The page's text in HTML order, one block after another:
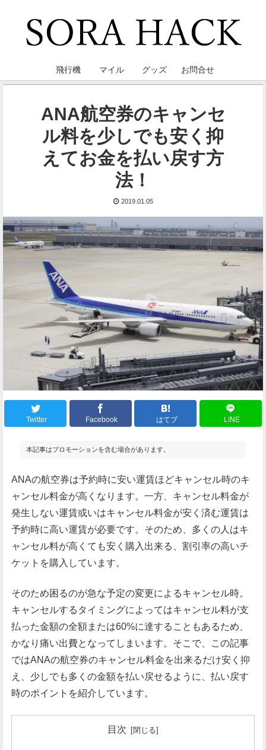
飛行機 マイル グッズ お問合せ
ANA航空券のキャンセ
ル料を少しでも安く抑
えてお金を払い戻す方
法！
2019.01.05
Twitter Facebook はてブ LINE
本記事はプロモーションを含む場合があります。
ANAの航空券は予約時に安い運賃ほどキャンセル時のキ
ャンセル料金が高くなります。一方、キャンセル料金が
発生しない運賃或いはキャンセル料金が安く済む運賃は
予約時に高い運賃が必要です。そのため、多くの人はキ
ャンセル料が高くても安く購入出来る、割引率の高いチ
ケットを購入しています。
そのため困るのが急な予定の変更によるキャンセル時。
キャンセルするタイミングによってはキャンセル料が支
払った金額の全額または60%に達することもあるため、
かなり痛い出費となってしまいます。そこで、この記事
ではANAの航空券のキャンセル料金を出来るだけ安く抑
え、少しでも多くの金額を払い戻せるように、払い戻す
時のポイントを紹介しています。
目次